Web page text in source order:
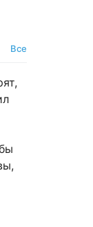
Все